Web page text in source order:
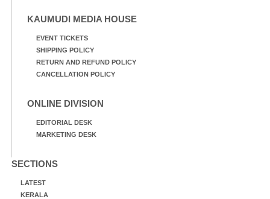
KAUMUDI MEDIA HOUSE
EVENT TICKETS
SHIPPING POLICY
RETURN AND REFUND POLICY
CANCELLATION POLICY
ONLINE DIVISION
EDITORIAL DESK
MARKETING DESK
SECTIONS
LATEST
KERALA